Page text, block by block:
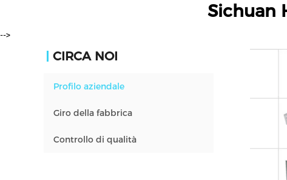
Sichuan
-->
CIRCA NOI
Profilo aziendale
Giro della fabbrica
Controllo di qualità